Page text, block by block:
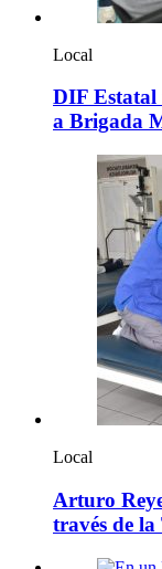
Local
DIF Estatal
a Brigada
Local
Arturo
través de la